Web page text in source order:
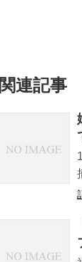
関連記事